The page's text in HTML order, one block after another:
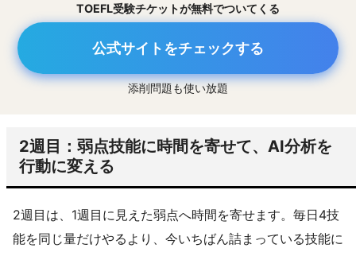
TOEFL受験チケットが無料でついてくる
公式サイトをチェックする
添削問題も使い放題
2週目：弱点技能に時間を寄せて、AI分析を
行動に変える
2週目は、1週目に見えた弱点へ時間を寄せます。毎日4技
能を同じ量だけやるより、今いちばん詰まっている技能に